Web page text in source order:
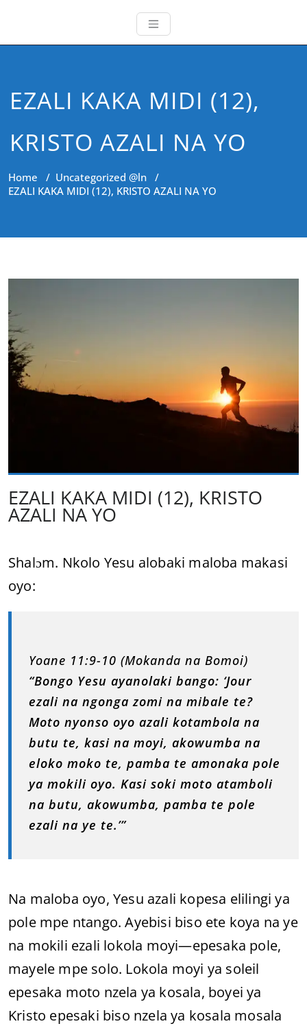
EZALI KAKA MIDI (12),
KRISTO AZALI NA YO
Home / Uncategorized @ln /
EZALI KAKA MIDI (12), KRISTO AZALI NA YO
EZALI KAKA MIDI (12), KRISTO
AZALI NA YO
Shalɔm. Nkolo Yesu alobaki maloba makasi
oyo:
Yoane 11:9-10 (Mokanda na Bomoi)
“Bongo Yesu ayanolaki bango: ‘Jour
ezali na ngonga zomi na mibale te?
Moto nyonso oyo azali kotambola na
butu te, kasi na moyi, akowumba na
eloko moko te, pamba te amonaka pole
ya mokili oyo. Kasi soki moto atamboli
na butu, akowumba, pamba te pole
ezali na ye te.’”
Na maloba oyo, Yesu azali kopesa elilingi ya
pole mpe ntango. Ayebisi biso ete koya na ye
na mokili ezali lokola moyi—epesaka pole,
mayele mpe solo. Lokola moyi ya soleil
epesaka moto nzela ya kosala, boyei ya
Kristo epesaki biso nzela ya kosala mosala